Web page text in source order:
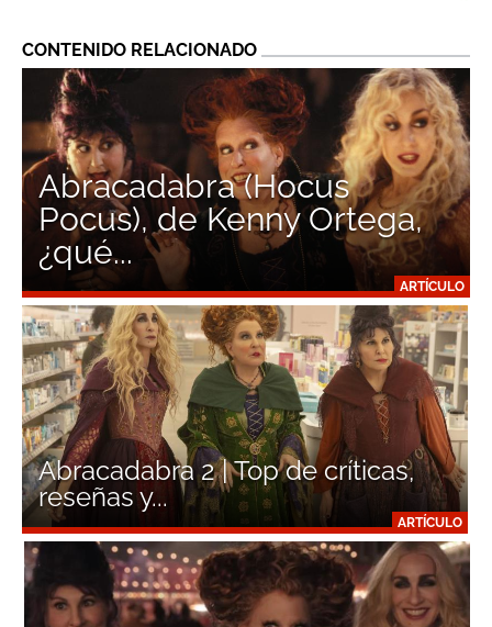
CONTENIDO RELACIONADO
ARTÍCULO
Abracadabra (Hocus
Pocus), de Kenny Ortega,
¿qué...
ARTÍCULO
Abracadabra 2 | Top de críticas,
reseñas y...